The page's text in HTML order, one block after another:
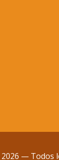
2026 — Todos